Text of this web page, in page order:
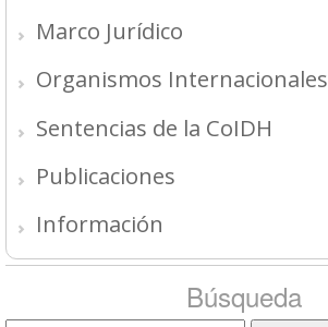
Marco Jurídico
Organismos Internacionales
Sentencias de la CoIDH
Publicaciones
Información
Búsqueda